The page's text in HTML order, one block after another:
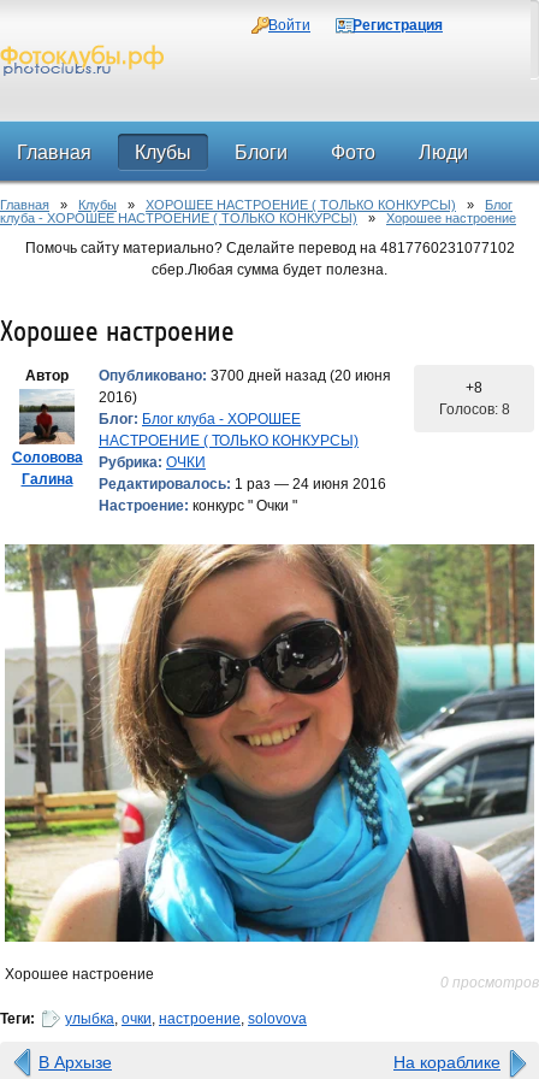
Войти Регистрация
Главная Клубы Блоги Фото Люди
Форум
Главная » Клубы » ХОРОШЕЕ НАСТРОЕНИЕ ( ТОЛЬКО КОНКУРСЫ) » Блог
клуба - ХОРОШЕЕ НАСТРОЕНИЕ ( ТОЛЬКО КОНКУРСЫ) » Хорошее настроение
Помочь сайту материально? Сделайте перевод на 4817760231077102
сбер.Любая сумма будет полезна.
Хорошее настроение
Автор
Соловова
Галина
Опубликовано: 3700 дней назад (20 июня
2016)
Блог: Блог клуба - ХОРОШЕЕ
НАСТРОЕНИЕ ( ТОЛЬКО КОНКУРСЫ)
Рубрика: ОЧКИ
Редактировалось: 1 раз — 24 июня 2016
Настроение: конкурс " Очки "
+8
Голосов: 8
Хорошее настроение 0 просмотров
Теги: улыбка, очки, настроение, solovova
В Архызе На кораблике